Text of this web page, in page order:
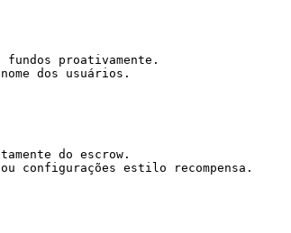
proativamente.
dos usuários.
do escrow.
configurações estilo recompensa.